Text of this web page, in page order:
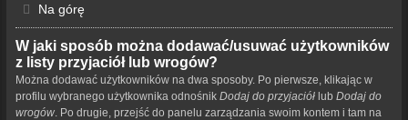
Na górę
W jaki sposób można dodawać/usuwać użytkowników
z listy przyjaciół lub wrogów?
Można dodawać użytkowników na dwa sposoby. Po pierwsze, klikając w
profilu wybranego użytkownika odnośnik Dodaj do przyjaciół lub Dodaj do
wrogów . Po drugie, przejść do panelu zarządzania swoim kontem i tam na